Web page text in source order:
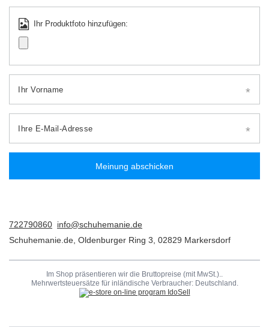
Ihr Produktfoto hinzufügen:
Ihr Vorname
Ihre E-Mail-Adresse
Meinung abschicken
722790860 info@schuhemanie.de
Schuhemanie.de Oldenburger Ring 3 02829 Markersdorf
Im Shop präsentieren wir die Bruttopreise (mit MwSt.)..
Mehrwertsteuersätze für inländische Verbraucher: Deutschland .